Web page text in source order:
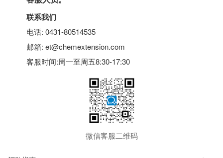
联系我们
电话: 0431-80514535
邮箱: et@chemextension.com
客服时间:周一至周五8:30-17:30
微信客服二维码